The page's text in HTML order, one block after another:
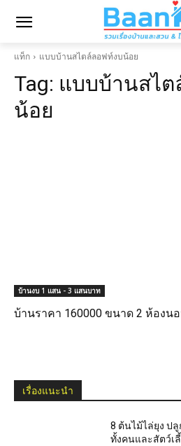
แท็ก แบบบ้านสไตล์ลอฟท์งบน้อย
Tag: แบบบ้านสไต
น้อย
บ้านงบ 1 แสน - 3 แสนบาท
บ้านราคา 160000 ขนาด 2 ห้องน
เรื่องแนะนำ
8 ต้นไม้ไล่ยุง ป
ทั้งคนและสัตว์เ